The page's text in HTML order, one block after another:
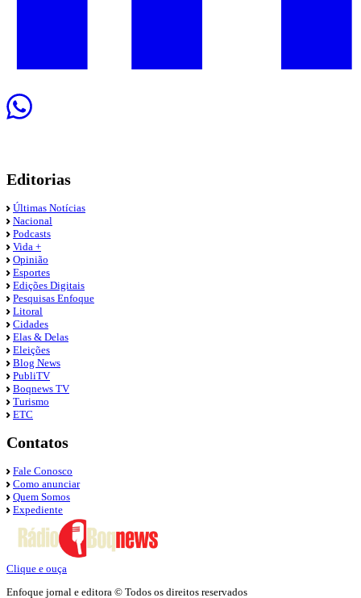
Editorias
Últimas Notícias
Nacional
Podcasts
Vida +
Opinião
Esportes
Edições Digitais
Pesquisas Enfoque
Litoral
Cidades
Elas & Delas
Eleições
Blog News
PubliTV
Boqnews TV
Turismo
ETC
Contatos
Fale Conosco
Como anunciar
Quem Somos
Expediente
Clique e ouça
Enfoque jornal e editora © Todos os direitos reservados